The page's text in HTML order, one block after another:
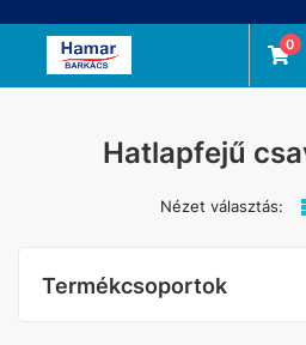
0
Hatlapfejű
Nézet választás:
Termékcsoportok